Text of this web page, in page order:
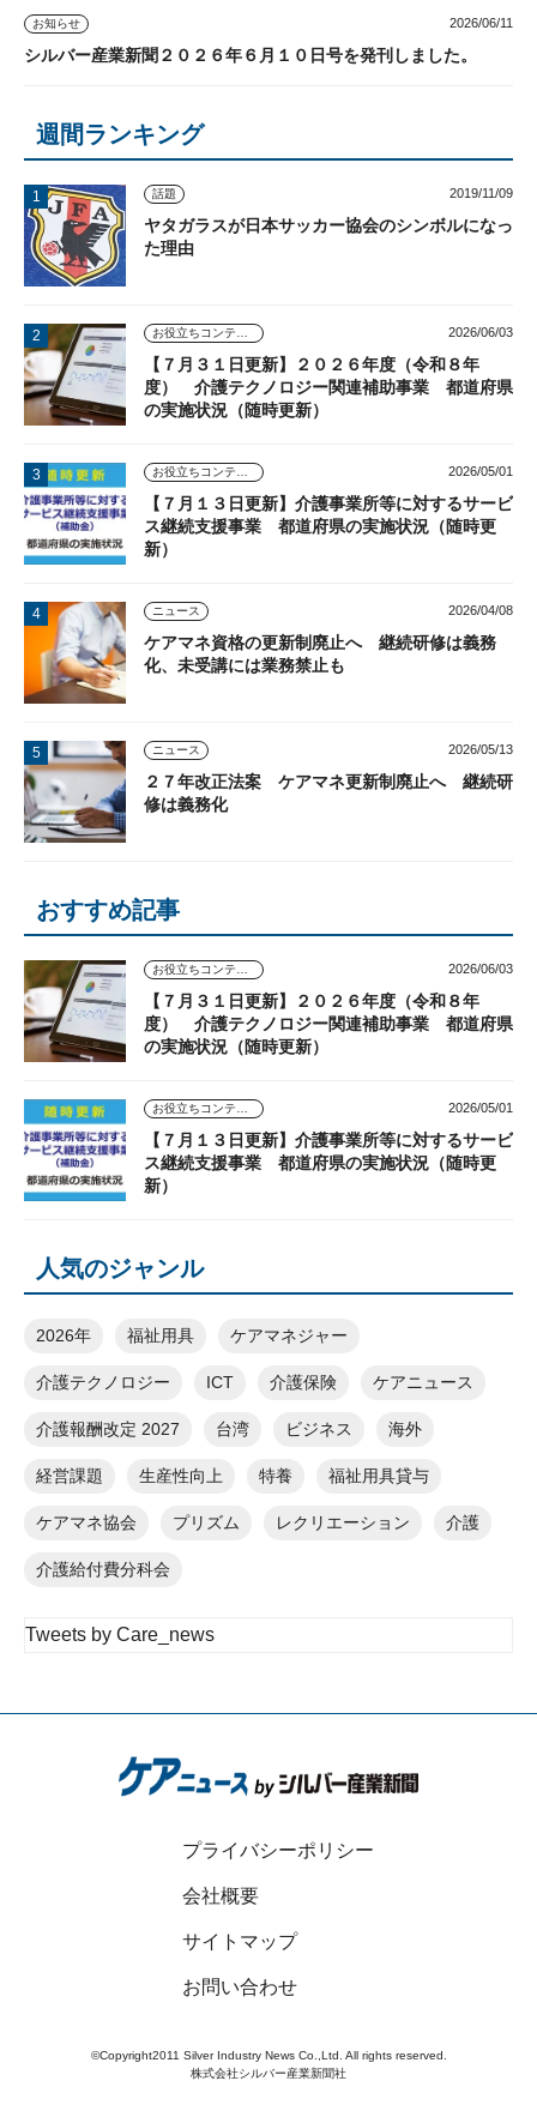
お知らせ 2026/06/11
シルバー産業新聞２０２６年６月１０日号を発刊しました。
週間ランキング
話題 2019/11/09
ヤタガラスが日本サッカー協会のシンボルになっ
た理由
お役立ちコンテンツ 2026/06/03
【７月３１日更新】２０２６年度（令和８年
度） 介護テクノロジー関連補助事業 都道府県
の実施状況（随時更新）
お役立ちコンテンツ 2026/05/01
【７月１３日更新】介護事業所等に対するサービ
ス継続支援事業 都道府県の実施状況（随時更
新）
ニュース 2026/04/08
ケアマネ資格の更新制廃止へ 継続研修は義務
化、未受講には業務禁止も
ニュース 2026/05/13
２７年改正法案 ケアマネ更新制廃止へ 継続研
修は義務化
おすすめ記事
お役立ちコンテンツ 2026/06/03
【７月３１日更新】２０２６年度（令和８年
度） 介護テクノロジー関連補助事業 都道府県
の実施状況（随時更新）
お役立ちコンテンツ 2026/05/01
【７月１３日更新】介護事業所等に対するサービ
ス継続支援事業 都道府県の実施状況（随時更
新）
人気のジャンル
2026年 福祉用具 ケアマネジャー
介護テクノロジー ICT 介護保険 ケアニュース
介護報酬改定 2027 台湾 ビジネス 海外
経営課題 生産性向上 特養 福祉用具貸与
ケアマネ協会 プリズム レクリエーション 介護
介護給付費分科会
Tweets by Care_news
プライバシーポリシー
会社概要
サイトマップ
お問い合わせ
©Copyright2011 Silver Industry News Co.,Ltd. All rights reserved.
株式会社シルバー産業新聞社